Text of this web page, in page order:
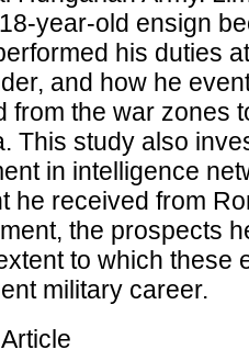
year-old ensign
his duties
and how he
from the war zones
This study also
in intelligence
he received from
the prospects
to which these
military career.
Article